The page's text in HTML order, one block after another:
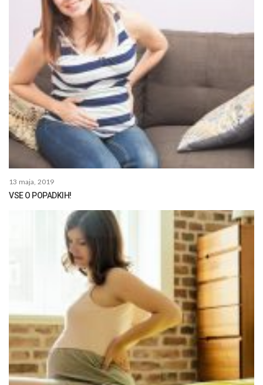
13 maja, 2019
VSE O POPADKIH!